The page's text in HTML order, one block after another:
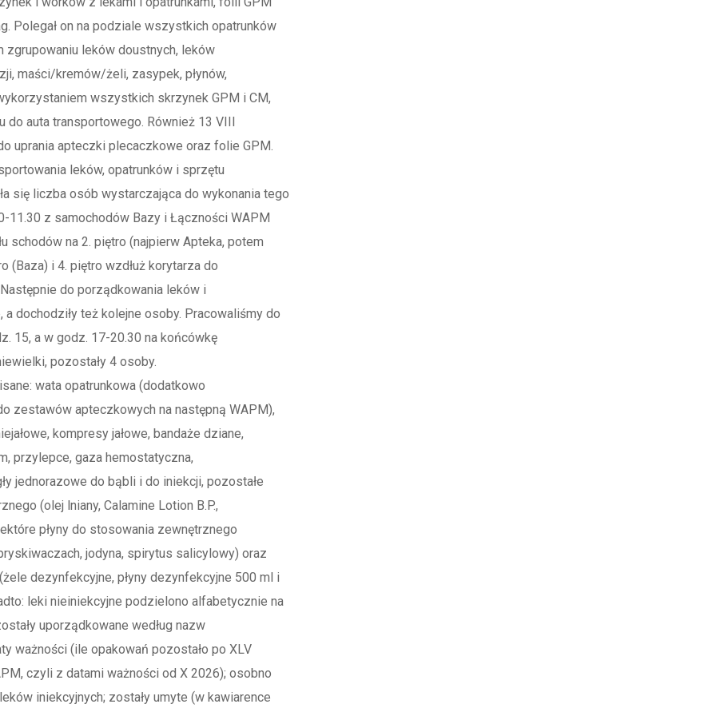
Polegał on na podziale wszystkich opatrunków
leków doustnych, leków
maści/kremów/żeli, zasypek, płynów,
wszystkich skrzynek GPM i CM,
do auta transportowego. Również 13 VIII
uprania apteczki plecaczkowe oraz folie GPM.
leków, opatrunków i sprzętu
się liczba osób wystarczająca do wykonania tego
11.30 z samochodów Bazy i Łączności WAPM
schodów na 2. piętro (najpierw Apteka, potem
(Baza) i 4. piętro wzdłuż korytarza do
do porządkowania leków i
dochodziły też kolejne osoby. Pracowaliśmy do
15, a w godz. 17-20.30 na końcówkę
pozostały 4 osoby.
wata opatrunkowa (dodatkowo
zestawów apteczkowych na następną WAPM),
kompresy jałowe, bandaże dziane,
przylepce, gaza hemostatyczna,
jednorazowe do bąbli i do iniekcji, pozostałe
(olej lniany, Calamine Lotion B.P.,
płyny do stosowania zewnętrznego
jodyna, spirytus salicylowy) oraz
dezynfekcyjne, płyny dezynfekcyjne 500 ml i
leki nieiniekcyjne podzielono alfabetycznie na
uporządkowane według nazw
ważności (ile opakowań pozostało po XLV
czyli z datami ważności od X 2026); osobno
iniekcyjnych; zostały umyte (w kawiarence